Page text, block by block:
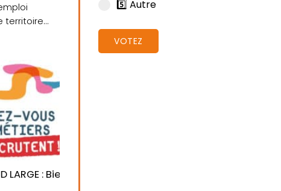
territoire
qui recrutent le plus
LARGE : Bien préparer son projet de formation avec le
5️⃣ Autre
VOTEZ